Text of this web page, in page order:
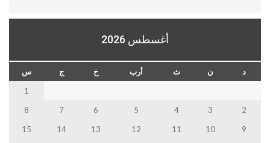
أغسطس 2026
د ن ث أرب خ ج
س
1
2
3
4
5
6
7
8
9
10
11
12
13
14
15